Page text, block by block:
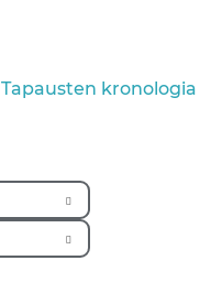
Tapausten kronologia